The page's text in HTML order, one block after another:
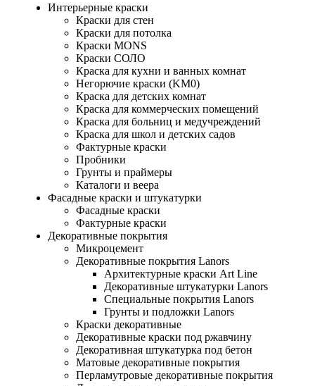
Интерьерные краски
Краски для стен
Краски для потолка
Краски MONS
Краски СОЛО
Краска для кухни и ванных комнат
Негорючие краски (KM0)
Краска для детских комнат
Краска для коммерческих помещений
Краска для больниц и медучреждений
Краска для школ и детских садов
Фактурные краски
Пробники
Грунты и праймеры
Каталоги и веера
Фасадные краски и штукатурки
Фасадные краски
Фактурные краски
Декоративные покрытия
Микроцемент
Декоративные покрытия Lanors
Архитектурные краски Art Line
Декоративные штукатурки Lanors
Специальные покрытия Lanors
Грунты и подложки Lanors
Краски декоративные
Декоративные краски под ржавчину
Декоративная штукатурка под бетон
Матовые декоративные покрытия
Перламутровые декоративные покрытия